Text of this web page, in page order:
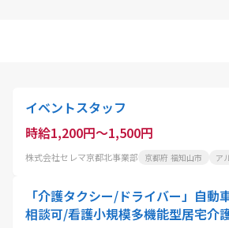
イベントスタッフ
時給1,200円～1,500円
株式会社セレマ京都北事業部 京都府 福知山市 ア
「介護タクシー/ドライバー」自動
相談可/看護小規模多機能型居宅介